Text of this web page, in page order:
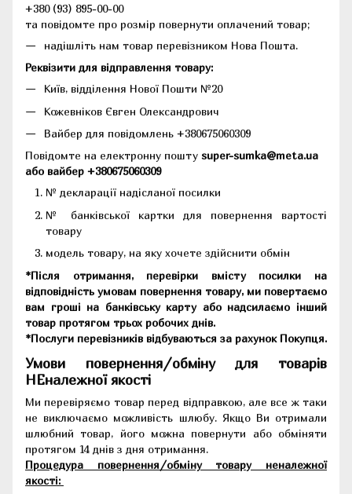
+380 (93) 895-00-00
та повідомте про розмір повернути оплачений товар;
надішліть нам товар перевізником Нова Пошта.
Реквізити для відправлення товару:
Київ, відділення Нової Пошти №20
Кожевніков Євген Олександрович
Вайбер для повідомлень +380675060309
Повідомте на електронну пошту super-sumka@meta.ua
або вайбер +380675060309
№ декларації надісланої посилки
№ банківської картки для повернення вартості
товару
модель товару, на яку хочете здійснити обмін
*Після отримання, перевірки вмісту посилки на
відповідність умовам повернення товару, ми повертаємо
вам гроші на банківську карту або надсилаємо інший
товар протягом трьох робочих днів.
*Послуги перевізників відбуваються за рахунок Покупця.
Умови повернення/обміну для товарів
НЕналежної якості
Ми перевіряємо товар перед відправкою, але все ж таки
не виключаємо можливість шлюбу. Якщо Ви отримали
шлюбний товар, його можна повернути або обміняти
протягом 14 днів з дня отримання.
Процедура повернення/обміну товару неналежної
якості: